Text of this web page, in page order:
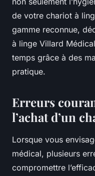
de votre chariot à
gamme reconnue,
à linge Villard
temps grâce à des
pratique.
Erreurs
l’achat d’un
Lorsque vous
médical, plusieurs
compromettre